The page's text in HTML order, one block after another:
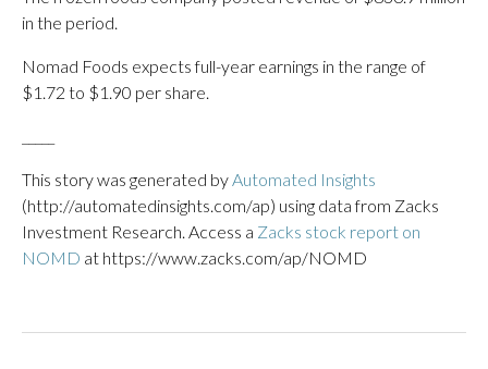
in the period.
Nomad Foods expects full-year earnings in the range of
$1.72 to $1.90 per share.
This story was generated byAutomated Insights
(http://automatedinsights.com/ap) using data from Zacks
Investment Research. Access a Zacks stock report on
NOMD at https://www.zacks.com/ap/NOMD